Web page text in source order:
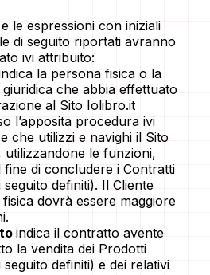
le espressioni con iniziali
di seguito riportati avranno
ivi attribuito:
la persona fisica o la
che abbia effettuato
al Sito Iolibro.it
l’apposita procedura ivi
che utilizzi e navighi il Sito
utilizzandone le funzioni,
fine di concludere i Contratti
seguito definiti). Il Cliente
dovrà essere maggiore
indica il contratto avente
la vendita dei Prodotti
seguito definiti) e dei relativi